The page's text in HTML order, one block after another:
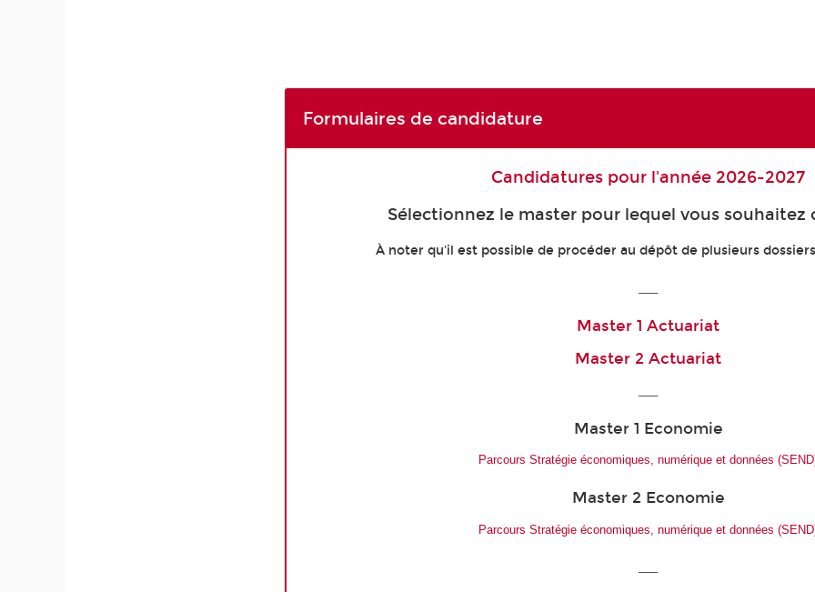
Formulaires de candidature
Candidatures pour l'année 2026-2027
Sélectionnez le master pour lequel vous souhaitez
À noter qu'il est possible de procéder au dépôt de plusieurs
Master 1 Actuariat
Master 2 Actuariat
Master 1 Economie
Parcours Stratégie économiques, numérique et données
Master 2 Economie
Parcours Stratégie économiques, numérique et données